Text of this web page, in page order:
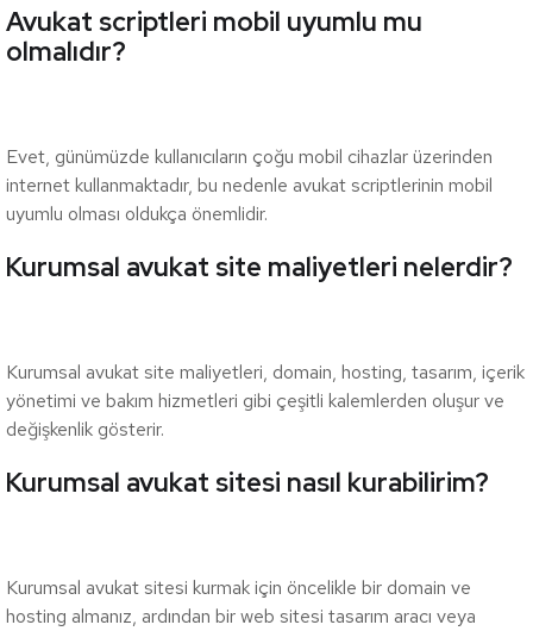
Avukat scriptleri mobil uyumlu mu
olmalıdır?
Evet, günümüzde kullanıcıların çoğu mobil cihazlar üzerinden
internet kullanmaktadır, bu nedenle avukat scriptlerinin mobil
uyumlu olması oldukça önemlidir.
Kurumsal avukat site maliyetleri nelerdir?
Kurumsal avukat site maliyetleri, domain, hosting, tasarım, içerik
yönetimi ve bakım hizmetleri gibi çeşitli kalemlerden oluşur ve
değişkenlik gösterir.
Kurumsal avukat sitesi nasıl kurabilirim?
Kurumsal avukat sitesi kurmak için öncelikle bir domain ve
hosting almanız, ardından bir web sitesi tasarım aracı veya